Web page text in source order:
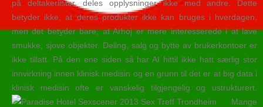
på deltakerlister, deles opplysninger ikke med andre. Dette
betyder ikke, at deres produkter ikke kan bruges i hverdagen,
men det betyder bare, at Arhoj er mere interesserede i at lave
smukke, sjove objekter. Deling, salg og bytte av brukerkontoer er
ikke tillatt. På den ene siden så har AI hittil ikke hatt særlig stor
innvirkning innen klinisk medisin og en grunn til det er at big data i
klinisk medisin ofte er vanskelig tilgjengelig og ustrukturert.
Mange